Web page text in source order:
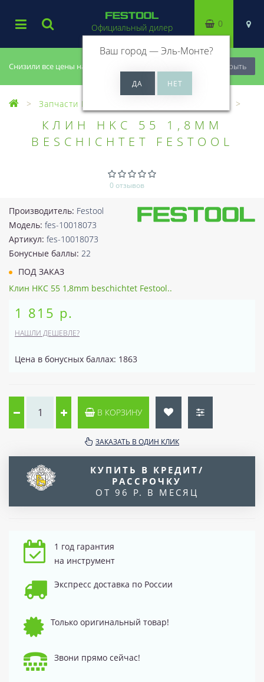
Снизили все цены на 20%, успей купить! Закрыть
Официальный дилер
Ваш город —Эль-Монте?
0
Запчасти Festool
КЛИН HKC 55 1,8MM
BESCHICHTET FESTOOL
0 отзывов
Производитель: Festool
Модель: fes-10018073
Артикул: fes-10018073
Бонусные баллы: 22
ПОД ЗАКАЗ
Клин HKC 55 1,8mm beschichtet Festool..
1 815 р.
НАШЛИ ДЕШЕВЛЕ?
Цена в бонусных баллах: 1863
В КОРЗИНУ
ЗАКАЗАТЬ В ОДИН КЛИК
КУПИТЬ В КРЕДИТ/
РАССРОЧКУ
ОТ 96 Р. В МЕСЯЦ
1 год гарантия
на инструмент
Экспресс доставка по России
Только оригинальный товар!
Звони прямо сейчас!